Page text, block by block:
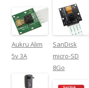
Aukru Alim
5v 3A
SanDisk
micro-SD
8Go